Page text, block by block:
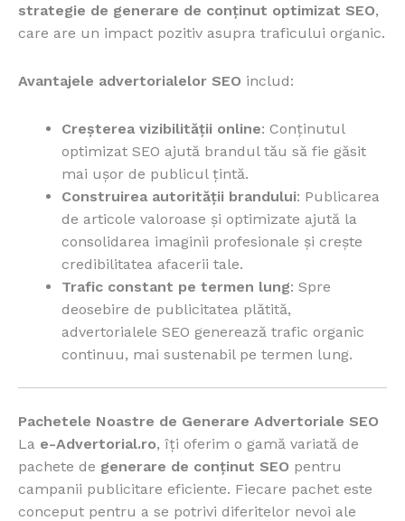
strategie de generare de conținut optimizat SEO,
care are un impact pozitiv asupra traficului organic.
Avantajele advertorialelor SEO includ:
Creșterea vizibilității online: Conținutul
optimizat SEO ajută brandul tău să fie găsit
mai ușor de publicul țintă.
Construirea autorității brandului: Publicarea
de articole valoroase și optimizate ajută la
consolidarea imaginii profesionale și crește
credibilitatea afacerii tale.
Trafic constant pe termen lung: Spre
deosebire de publicitatea plătită,
advertorialele SEO generează trafic organic
continuu, mai sustenabil pe termen lung.
Pachetele Noastre de Generare Advertoriale SEO
La e-Advertorial.ro, îți oferim o gamă variată de
pachete de generare de conținut SEO pentru
campanii publicitare eficiente. Fiecare pachet este
conceput pentru a se potrivi diferitelor nevoi ale